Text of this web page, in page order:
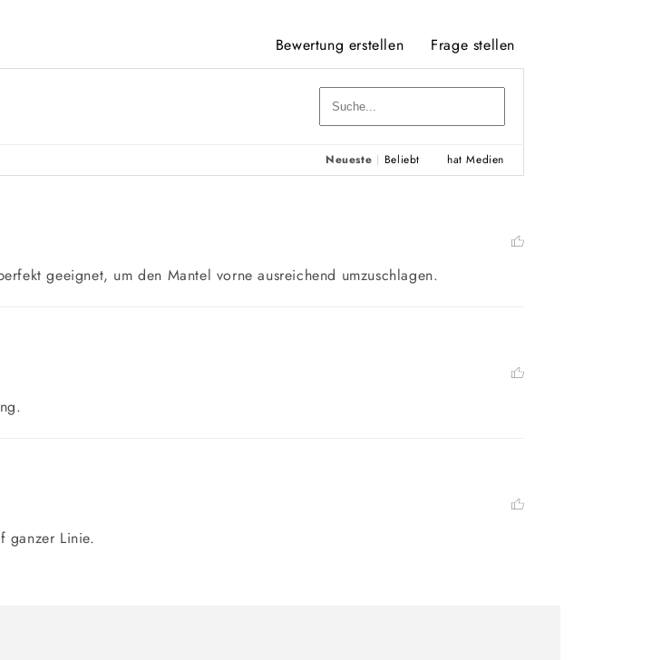
Bewertung erstellen Frage stellen
Neueste | Beliebt hat Medien
geeignet, um den Mantel vorne ausreichend umzuschlagen.
ganzer Linie.